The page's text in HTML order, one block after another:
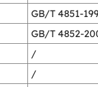
GB/T 4851-
GB/T 4852-
/
/